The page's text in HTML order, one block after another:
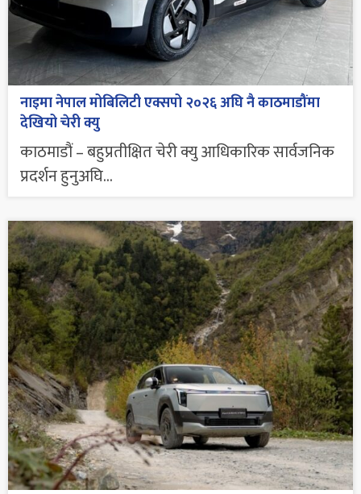
नाइमा नेपाल मोबिलिटी एक्सपो २०२६ अघि नै काठमाडौंमा
देखियो चेरी क्यु
काठमाडौं – बहुप्रतीक्षित चेरी क्यु आधिकारिक सार्वजनिक
प्रदर्शन हुनुअघि...